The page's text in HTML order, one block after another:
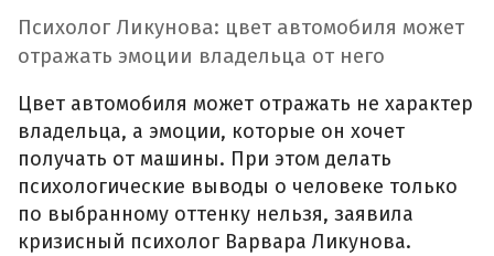
Психолог Ликунова: цвет автомобиля может
отражать эмоции владельца от него
Цвет автомобиля может отражать не характер
владельца, а эмоции, которые он хочет
получать от машины. При этом делать
психологические выводы о человеке только
по выбранному оттенку нельзя, заявила
кризисный психолог Варвара Ликунова.